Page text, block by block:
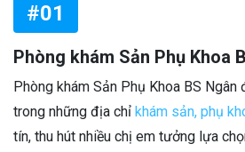
#01
Phòng khám Sản Phụ Khoa
Phòng khám Sản Phụ Khoa BS
trong những địa chỉ khám sản, phụ
tín, thu hút nhiều chị em tưởng lựa